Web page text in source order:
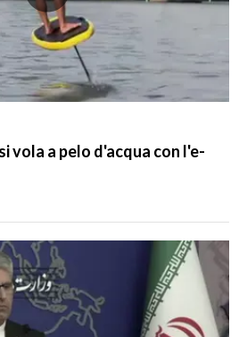
vola a pelo d'acqua con l'e-